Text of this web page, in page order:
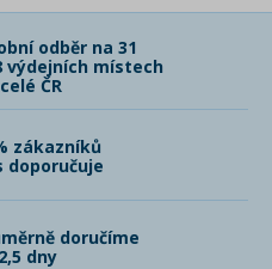
odběr na 31
výdejních místech
ČR
zákazníků
doporučuje
doručíme
dny